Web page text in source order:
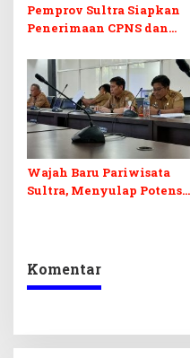
Pemprov Sultra Siapkan
Penerimaan CPNS dan
Desak Formasi Disabilitas
Wajah Baru Pariwisata
Sultra, Menyulap Potensi
Komentar